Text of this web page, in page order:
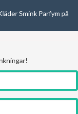
Smink Parfym på